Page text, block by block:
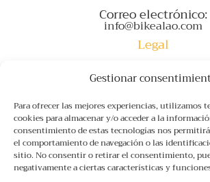
Gestionar
Para ofrecer las mejores experiencias, utilizamos
cookies para almacenar y/o acceder a la
consentimiento de estas tecnologías nos
el comportamiento de navegación o las
sitio. No consentir o retirar el consentimiento,
negativamente a ciertas características y
Correo electrónico:
info@bikealao.com
Legal
Accesibilidad
Aviso Legal
Política de privacidad
Política de cookies